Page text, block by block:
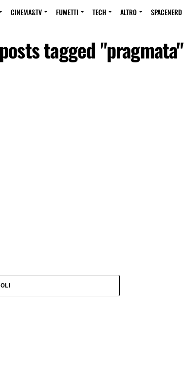
CINEMA&TV FUMETTI TECH ALTRO SPACENERD
tagged "pragmata"